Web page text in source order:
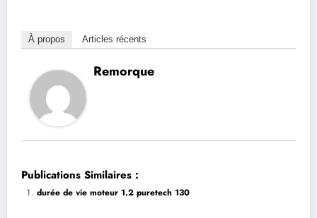
À propos Articles récents
Remorque
Publications Similaires :
durée de vie moteur 1.2 puretech 130